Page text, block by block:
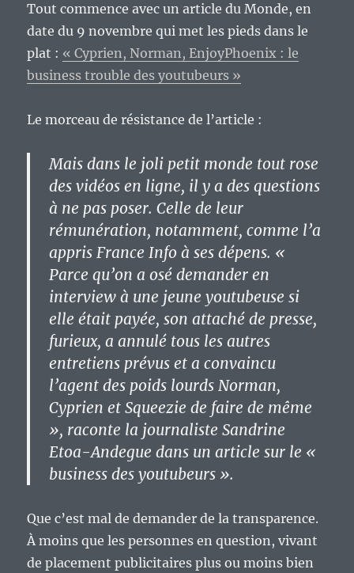
Tout commence avec un article du Monde, en
date du 9 novembre qui met les pieds dans le
plat : « Cyprien, Norman, EnjoyPhoenix : le
business trouble des youtubeurs »
Le morceau de résistance de l’article :
Mais dans le joli petit monde tout rose
des vidéos en ligne, il y a des questions
à ne pas poser. Celle de leur
rémunération, notamment, comme l’a
appris France Info à ses dépens. «
Parce qu’on a osé demander en
interview à une jeune youtubeuse si
elle était payée, son attaché de presse,
furieux, a annulé tous les autres
entretiens prévus et a convaincu
l’agent des poids lourds Norman,
Cyprien et Squeezie de faire de même
», raconte la journaliste Sandrine
Etoa-Andegue dans un article sur le «
business des youtubeurs ».
Que c’est mal de demander de la transparence.
À moins que les personnes en question, vivant
de placement publicitaires plus ou moins bien